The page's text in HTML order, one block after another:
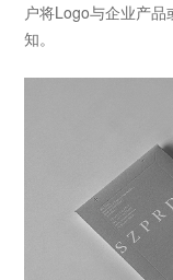
户将Logo与企业产
知。